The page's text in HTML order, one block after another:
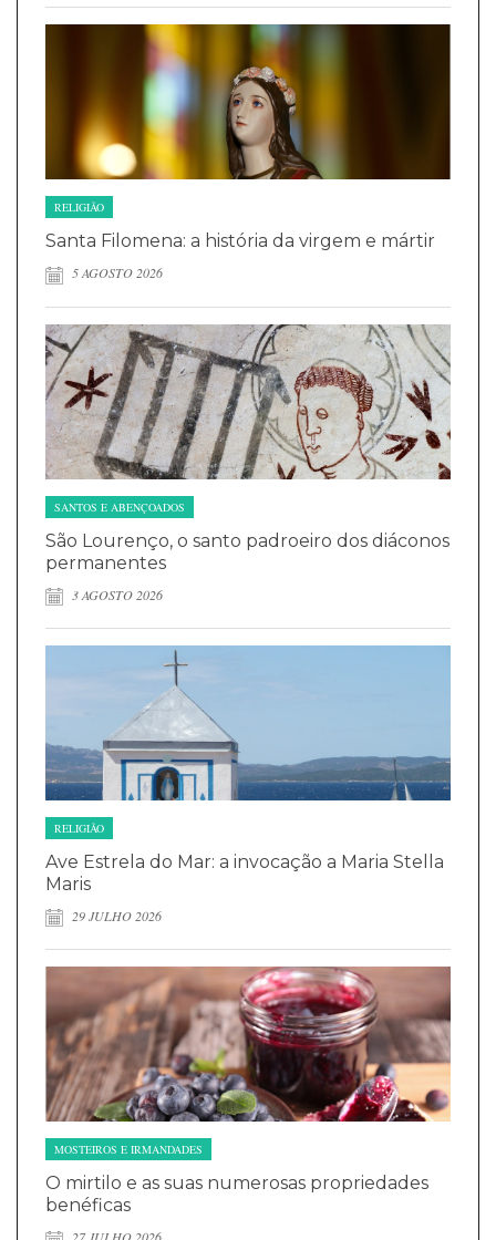
RELIGIÃO
Santa Filomena: a história da virgem e mártir
5 AGOSTO 2026
SANTOS E ABENÇOADOS
São Lourenço, o santo padroeiro dos diáconos
permanentes
3 AGOSTO 2026
RELIGIÃO
Ave Estrela do Mar: a invocação a Maria Stella
Maris
29 JULHO 2026
MOSTEIROS E IRMANDADES
O mirtilo e as suas numerosas propriedades
benéficas